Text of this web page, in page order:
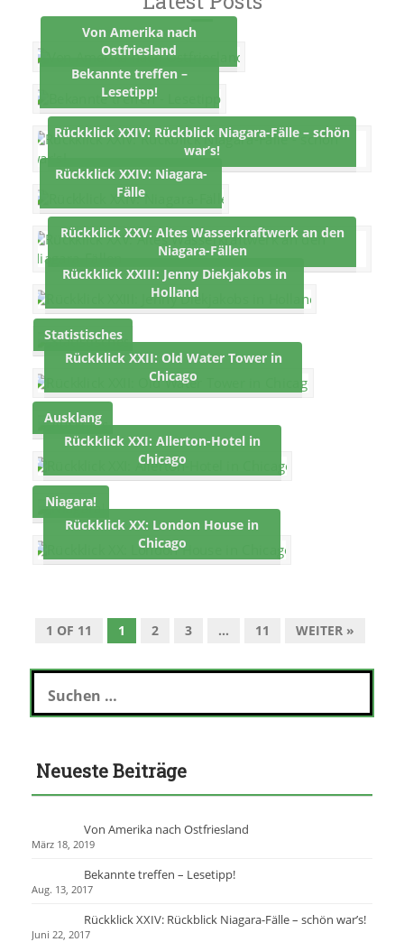
Von Amerika nach
Ostfriesland
Bekannte treffen –
Lesetipp!
Rückklick XXIV: Rückblick Niagara-Fälle – schön
war’s!
Rückklick XXIV: Niagara-
Fälle
Rückklick XXV: Altes Wasserkraftwerk an den
Niagara-Fällen
Rückklick XXIII: Jenny Diekjakobs in
Holland
Statistisches
Rückklick XXII: Old Water Tower in
Chicago
Ausklang
Rückklick XXI: Allerton-Hotel in
Chicago
Niagara!
Rückklick XX: London House in
Chicago
1 OF 11 1 2 3 … 11 WEITER »
S
c
n
h
Neueste Beiträge
Von Amerika nach Ostfriesland
März 18, 2019
Bekannte treffen – Lesetipp!
Aug. 13, 2017
Rückklick XXIV: Rückblick Niagara-Fälle – schön war’s!
Juni 22, 2017